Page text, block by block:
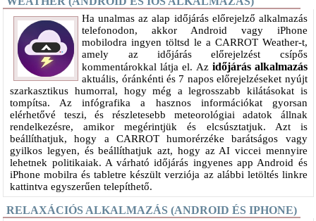
Ha unalmas az alap időjárás előrejelző alkalmazás
telefonodon, akkor Android vagy iPhone
mobilodra ingyen töltsd le a CARROT Weather-t,
amely az időjárás előrejelzést csípős
kommentárokkal látja el. Az időjárás alkalmazás
aktuális, óránkénti és 7 napos előrejelzéseket nyújt
szarkasztikus humorral, hogy még a legrosszabb kilátásokat is
tompítsa. Az infógrafika a hasznos információkat gyorsan
elérhetővé teszi, és részletesebb meteorológiai adatok állnak
rendelkezésre, amikor megérintjük és elcsúsztatjuk. Azt is
beállíthatjuk, hogy a CARROT humorérzéke barátságos vagy
gyilkos legyen, és beállíthatjuk azt, hogy az AI viccei mennyire
lehetnek politikaiak. A várható időjárás ingyenes app Android és
iPhone mobilra és tabletre készült verziója az alábbi letöltés linkre
kattintva egyszerűen telepíthető.
RELAXÁCIÓS ALKALMAZÁS (ANDROID ÉS IPHONE)